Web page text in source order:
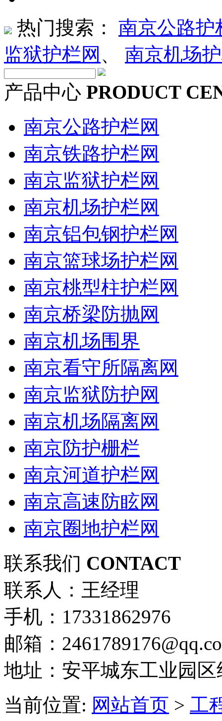
热门搜索： 南京公路护
监狱护栏网 、 南京机场
产品中心 PRODUCT
南京公路护栏网
南京铁路护栏网
南京监狱护栏网
南京机场护栏网
南京铝包钢护栏网
南京篮球场护栏网
南京桃型柱护栏网
南京桥梁防抛网
南京机场围界
南京看守所隔离网
南京监狱防护网
南京机场隔离网
南京防护栅栏
南京河道护栏网
南京高速防眩网
南京圈地护栏网
联系我们 CONTACT
联系人：王经理
手机：17331862976
邮箱：
地址：安平城东工业园区
当前位置: 网站首页 > 工